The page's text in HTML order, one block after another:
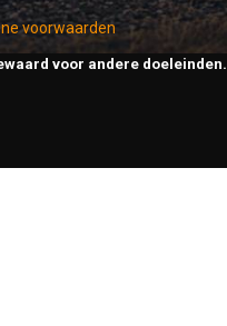
voorwaarden
voor andere doeleinden.